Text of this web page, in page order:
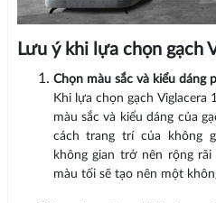
Lưu ý khi lựa chọn gạch
Chọn màu sắc và kiểu dáng
Khi lựa chọn gạch Viglacera
màu sắc và kiểu dáng của
cách trang trí của không
không gian trở nên rộng
màu tối sẽ tạo nên một